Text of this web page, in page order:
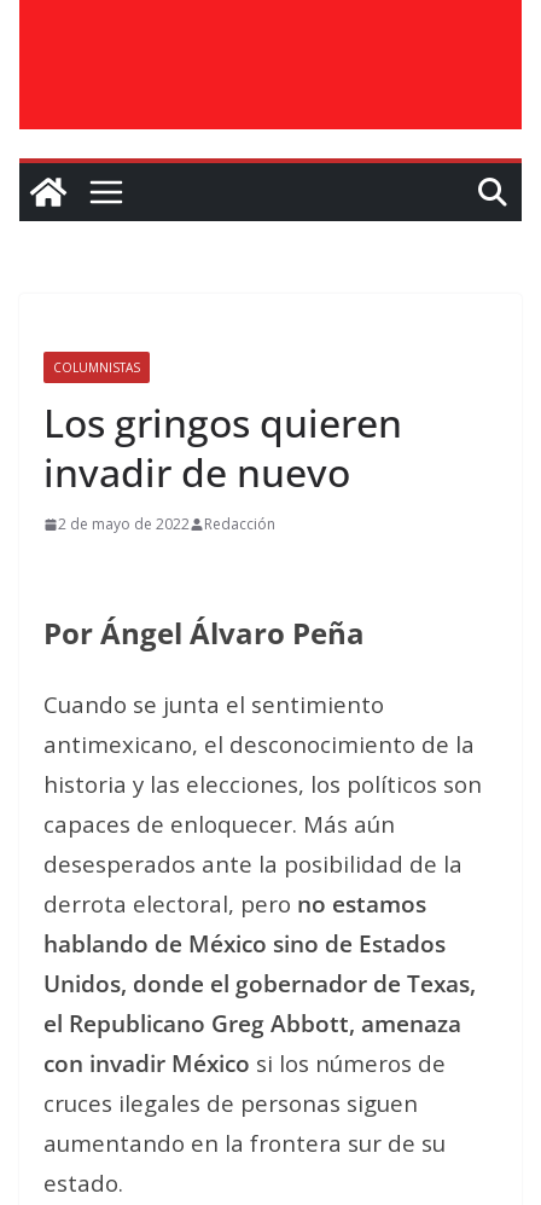
COLUMNISTAS
Los gringos quieren
invadir de nuevo
2 de mayo de 2022 Redacción
Por Ángel Álvaro Peña
Cuando se junta el sentimiento
antimexicano, el desconocimiento de la
historia y las elecciones, los políticos son
capaces de enloquecer. Más aún
desesperados ante la posibilidad de la
derrota electoral, pero no estamos
hablando de México sino de Estados
Unidos, donde el gobernador de Texas,
el Republicano Greg Abbott, amenaza
con invadir México si los números de
cruces ilegales de personas siguen
aumentando en la frontera sur de su
estado.